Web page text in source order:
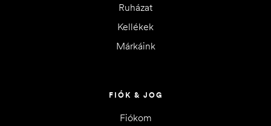
Ruházat
Kellékek
Márkáink
FIÓK & JOG
Fiókom